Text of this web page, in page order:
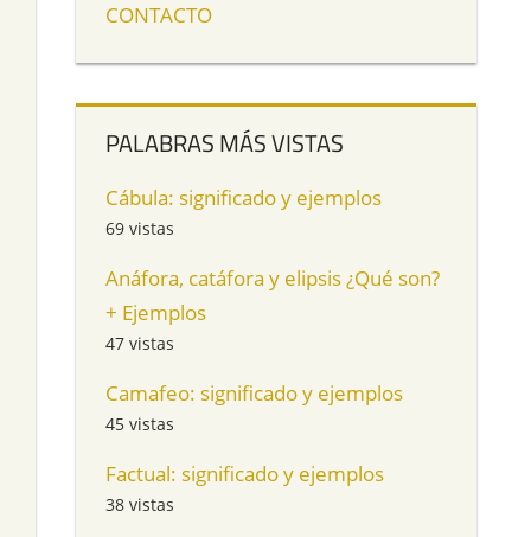
CONTACTO
PALABRAS MÁS VISTAS
Cábula: significado y ejemplos
69 vistas
Anáfora, catáfora y elipsis ¿Qué son?
+ Ejemplos
47 vistas
Camafeo: significado y ejemplos
45 vistas
Factual: significado y ejemplos
38 vistas